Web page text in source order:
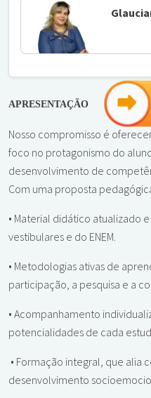
APRESENTAÇÃO
Nosso compromisso é
foco no protagonismo do
desenvolvimento de
Com uma proposta
• Material didático atualizado
vestibulares e do ENEM.
• Metodologias ativas de
participação, a pesquisa e a
• Acompanhamento
potencialidades de cada
• Formação integral, que alia
desenvolvimento